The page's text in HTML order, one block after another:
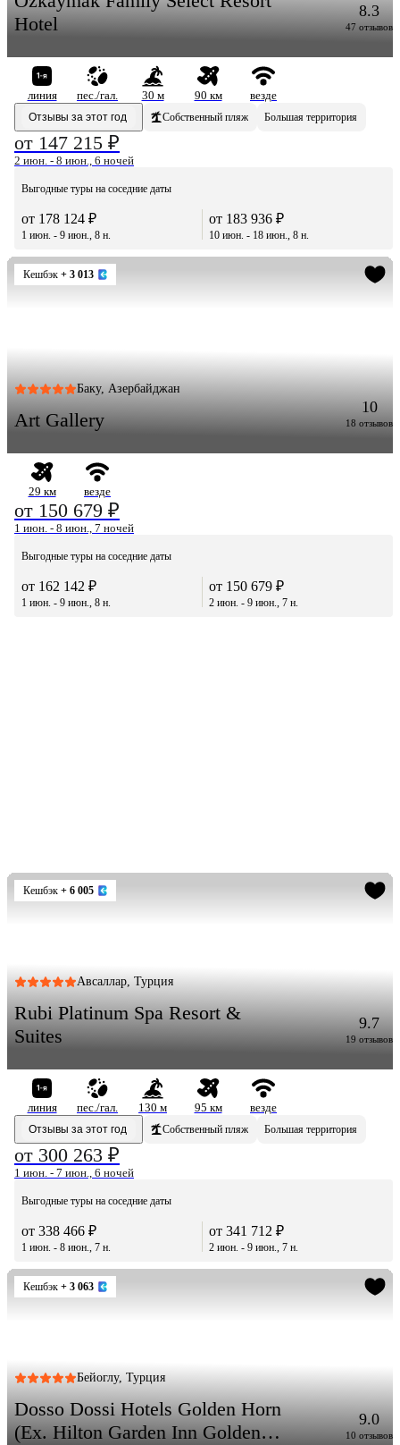
Hotel
8.3
47 отзывов
линия пес./гал. 30 м 90 км
везде
Отзывы за этот год
Собственный пляж Большая территория
от 147 215 ₽
2 июн. - 8 июн., 6 ночей
Выгодные туры на соседние даты
от 178 124 ₽
1 июн. - 9 июн., 8 н.
от 183 936 ₽
10 июн. - 18 июн., 8 н.
Кешбэк + 3 013
Баку, Азербайджан
Art Gallery
10
18 отзывов
29 км везде
от 150 679 ₽
1 июн. - 8 июн., 7 ночей
Выгодные туры на соседние даты
от 162 142 ₽
1 июн. - 9 июн., 8 н.
от 150 679 ₽
2 июн. - 9 июн., 7 н.
Кешбэк + 6 005
Авсаллар, Турция
Rubi Platinum Spa Resort &
Suites
9.7
19 отзывов
линия пес./гал. 130 м 95 км
везде
Отзывы за этот год
Собственный пляж Большая территория
от 300 263 ₽
1 июн. - 7 июн., 6 ночей
Выгодные туры на соседние даты
от 338 466 ₽
1 июн. - 8 июн., 7 н.
от 341 712 ₽
2 июн. - 9 июн., 7 н.
Кешбэк + 3 063
Бейоглу, Турция
Dosso Dossi Hotels Golden Horn
(Eх. Hilton Garden Inn Golden
9.0
10 отзывов